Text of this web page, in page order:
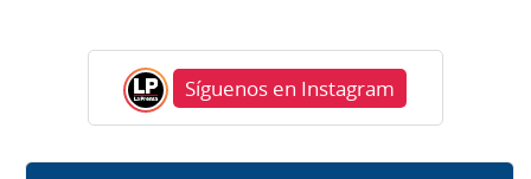
Síguenos en Instagram